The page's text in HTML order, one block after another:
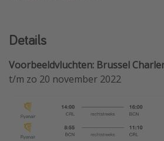
Details
Voorbeeldvluchten: Brussel
t/m zo 20 november 2022